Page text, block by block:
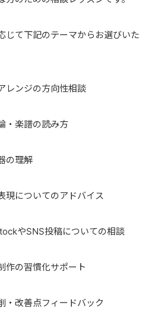
じて下記のテーマからお選びいた
レンジの方向性相談
・楽譜の読み方
の理解
現についてのアドバイス
やSNS投稿についての相談
作の習慣化サポート
・改善点フィードバック